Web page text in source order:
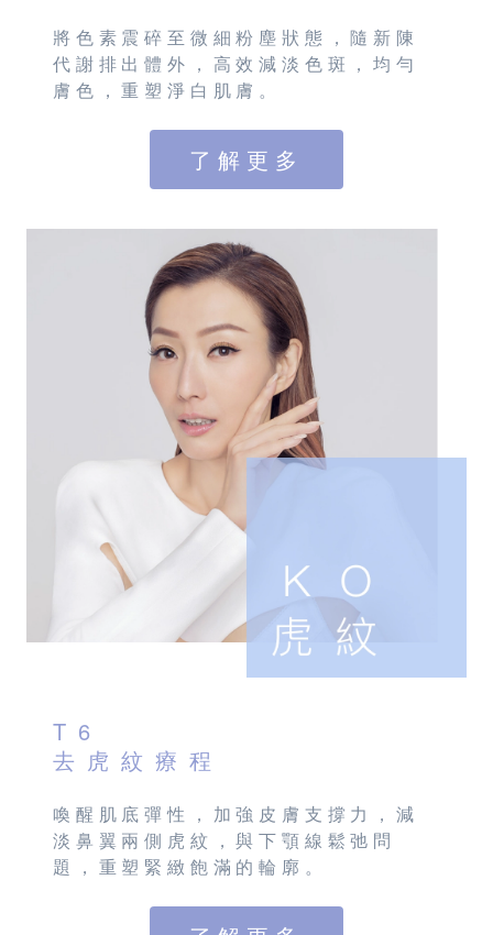
將色素震碎至微細粉塵狀態，隨新陳
代謝排出體外，高效減淡色斑，均勻
膚色，重塑淨白肌膚。
了解更多
T6
去虎紋療程
喚醒肌底彈性，加強皮膚支撐力，減
淡鼻翼兩側虎紋，與下顎線鬆弛問
題，重塑緊緻飽滿的輪廓。